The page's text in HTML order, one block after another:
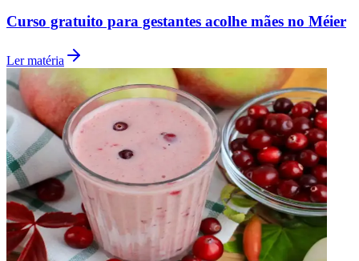
Grêmio
Curso gratuito para gestantes acolhe mães no Méier
Ler matéria